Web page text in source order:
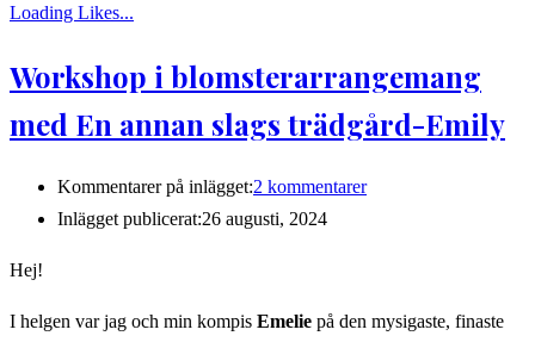
Loading Likes...
Workshop i blomsterarrangemang
med En annan slags trädgård-Emily
Kommentarer på inlägget:2 kommentarer
Inlägget publicerat:26 augusti, 2024
Hej!
I helgen var jag och min kompis Emelie på den mysigaste, finaste